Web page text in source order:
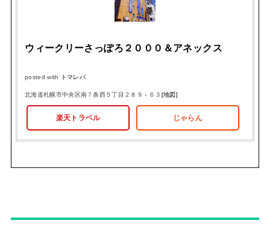
ウィークリーさっぽろ２０００＆アネックス
posted with トマレバ
北海道札幌市中央区南７条西５丁目２８９－６３ [地図]
楽天トラベル じゃらん